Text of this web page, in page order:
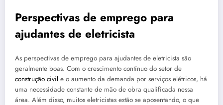
Perspectivas de emprego para
ajudantes de eletricista
As perspectivas de emprego para ajudantes de eletricista são
geralmente boas. Com o crescimento contínuo do setor de
construção civil e o aumento da demanda por serviços elétricos, há
uma necessidade constante de mão de obra qualificada nessa
área. Além disso, muitos eletricistas estão se aposentando, o que